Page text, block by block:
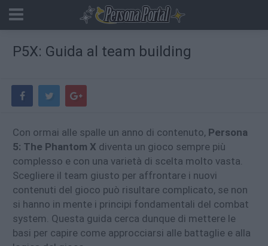
P5X: Guida al team building
Con ormai alle spalle un anno di contenuto, Persona
5: The Phantom X diventa un gioco sempre più
complesso e con una varietà di scelta molto vasta.
Scegliere il team giusto per affrontare i nuovi
contenuti del gioco può risultare complicato, se non
si hanno in mente i principi fondamentali del combat
system. Questa guida cerca dunque di mettere le
basi per capire come approcciarsi alle battaglie e alla